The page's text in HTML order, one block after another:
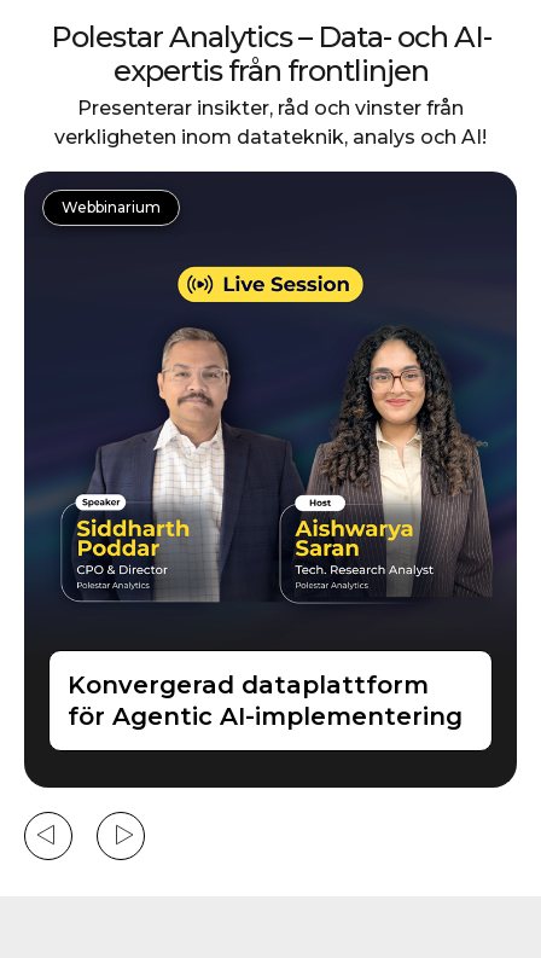
Polestar Analytics – Data- och AI-
expertis från frontlinjen
Presenterar insikter, råd och vinster från
verkligheten inom datateknik, analys och AI!
Rundabordssamtal
RGM-rundabordssamtal 5 med
Saurabh Singh